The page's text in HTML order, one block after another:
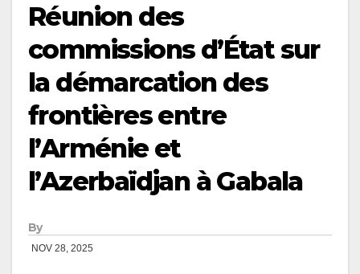
Réunion des
commissions d’État sur
la démarcation des
frontières entre
l’Arménie et
l’Azerbaïdjan à Gabala
By
NOV 28, 2025